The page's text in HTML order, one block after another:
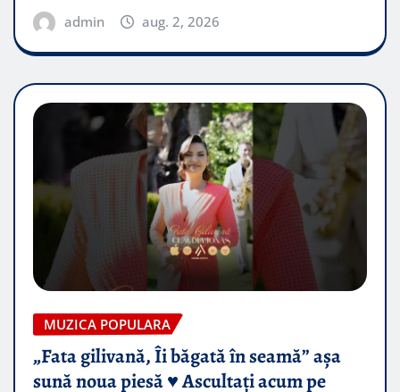
admin aug. 2, 2026
MUZICA POPULARA
„Fata gilivană, Îi băgată în seamă” așa
sună noua piesă ♥️ Ascultați acum pe